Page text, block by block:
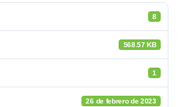
8
568.57 KB
1
26 de febrero de 2023